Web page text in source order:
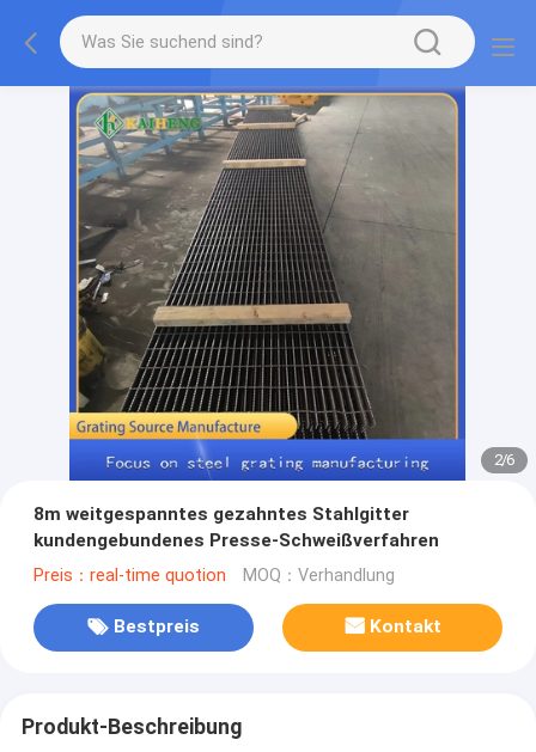
2/6
8m weitgespanntes gezahntes Stahlgitter
kundengebundenes Presse-Schweißverfahren
Preis：real-time quotion MOQ：Verhandlung
Bestpreis Kontakt
Produkt-Beschreibung